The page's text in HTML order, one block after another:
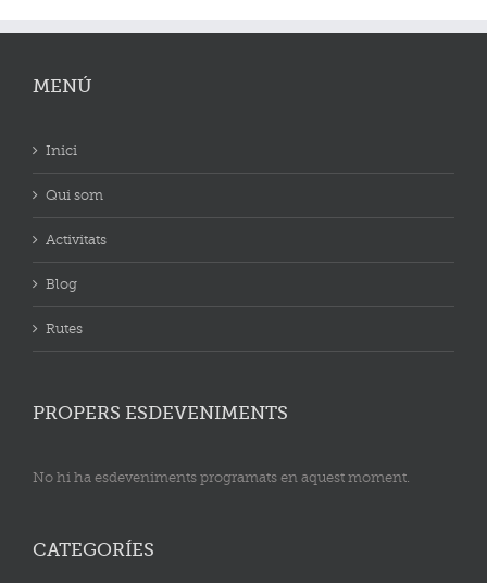
MENÚ
Inici
Qui som
Activitats
Blog
Rutes
PROPERS ESDEVENIMENTS
No hi ha esdeveniments programats en aquest moment.
CATEGORÍES